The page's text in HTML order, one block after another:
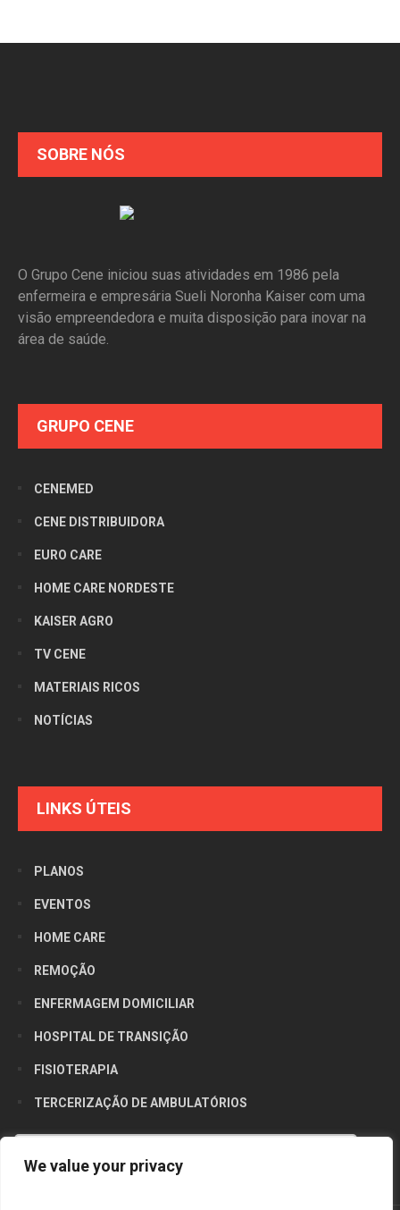
Utilizamos cookies para oferecer melhor
We value your privacy
SOBRE NÓS
O Grupo Cene iniciou suas atividades em 1986 pela
enfermeira e empresária Sueli Noronha Kaiser com uma
visão empreendedora e muita disposição para inovar na
área de saúde.
GRUPO CENE
CENEMED
CENE DISTRIBUIDORA
EURO CARE
HOME CARE NORDESTE
KAISER AGRO
TV CENE
MATERIAIS RICOS
NOTÍCIAS
LINKS ÚTEIS
PLANOS
EVENTOS
HOME CARE
REMOÇÃO
ENFERMAGEM DOMICILIAR
HOSPITAL DE TRANSIÇÃO
FISIOTERAPIA
TERCERIZAÇÃO DE AMBULATÓRIOS